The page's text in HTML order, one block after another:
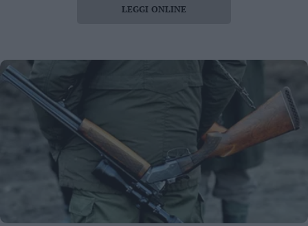
LEGGI ONLINE